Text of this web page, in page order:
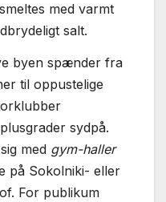
med varmt
salt.
byen spænder fra
til oppustelige
sydpå.
med gym-haller
på Sokolniki- eller
For publikum